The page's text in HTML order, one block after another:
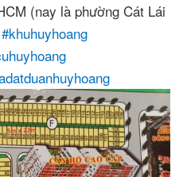
(nay là phường Cát Lái
#khuhuyhoang